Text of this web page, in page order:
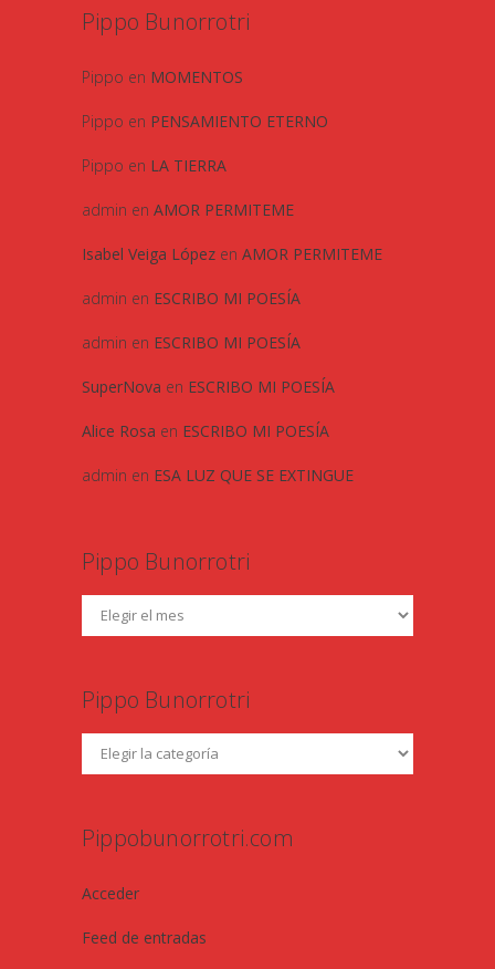
Pippo Bunorrotri
Pippo en MOMENTOS
Pippo en PENSAMIENTO ETERNO
Pippo en LA TIERRA
admin en AMOR PERMITEME
Isabel Veiga López en AMOR PERMITEME
admin en ESCRIBO MI POESÍA
admin en ESCRIBO MI POESÍA
SuperNova en ESCRIBO MI POESÍA
Alice Rosa en ESCRIBO MI POESÍA
admin en ESA LUZ QUE SE EXTINGUE
Pippo Bunorrotri
Pippo Bunorrotri
Pippobunorrotri.com
Acceder
Feed de entradas